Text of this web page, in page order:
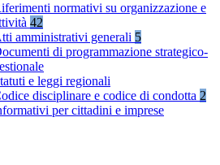
normativi su organizzazione e
42
amministrativi generali 5
di programmazione strategico-
e leggi regionali
disciplinare e codice di condotta 2
per cittadini e imprese